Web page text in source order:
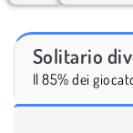
Solitario
Il 85% dei